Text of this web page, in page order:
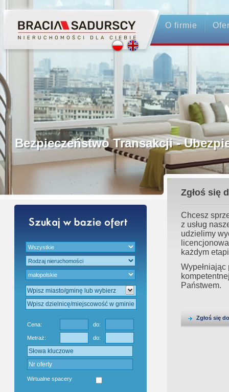
O firmie
Profesjonalne Pośrednictwo
Bezpieczeństwo Transakcji -
Licencjonowani Pośrednicy
Gwarancja Zwrotu Zadatku
Gratis - Przedwstępna Umowa
Cena: do:
Metraż: do:
Wirtualne spacery
Zgłoś się
Chcesz
z usług
udzielimy
każdym
Państwem.
Zgłoś się